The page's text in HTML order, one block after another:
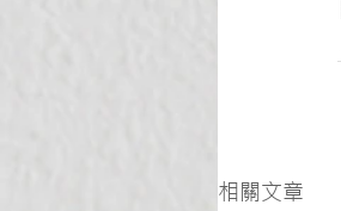
相關文章